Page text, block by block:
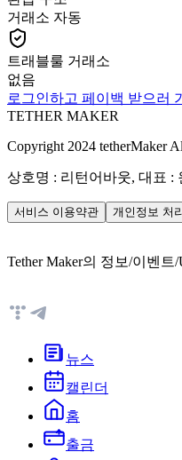
거래소 자동
트래블룰 거래소
없음
로그인하고 페이백 받으러
TETHER MAKER
Copyright 2024 tetherMaker
상호명 : 리턴어바웃, 대표 :
서비스 이용약관 개인정보 처
Tether Maker의 정보/이벤
뉴스
캘린더
홈
출금